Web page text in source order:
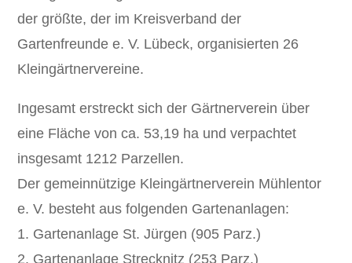
der größte, der im Kreisverband der
Gartenfreunde e. V. Lübeck, organisierten 26
Kleingärtnervereine.
Ingesamt erstreckt sich der Gärtnerverein über
eine Fläche von ca. 53,19 ha und verpachtet
insgesamt 1212 Parzellen.
Der gemeinnützige Kleingärtnerverein Mühlentor
e. V. besteht aus folgenden Gartenanlagen:
1. Gartenanlage St. Jürgen (905 Parz.)
2. Gartenanlage Strecknitz (253 Parz.)